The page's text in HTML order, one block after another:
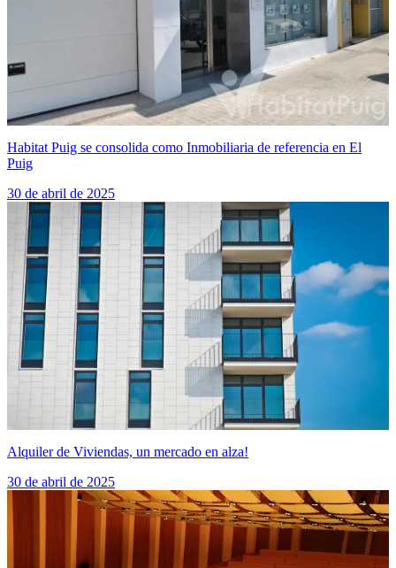
Habitat Puig se consolida como Inmobiliaria de referencia en El
Puig
30 de abril de 2025
Alquiler de Viviendas, un mercado en alza!
30 de abril de 2025